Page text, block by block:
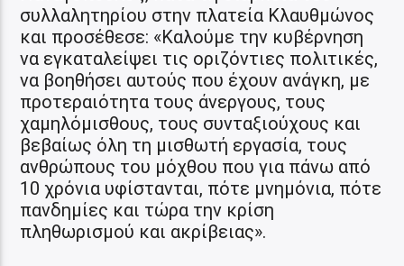
συλλαλητηρίου στην πλατεία Κλαυθμώνος
και προσέθεσε: «Καλούμε την κυβέρνηση
να εγκαταλείψει τις οριζόντιες πολιτικές,
να βοηθήσει αυτούς που έχουν ανάγκη, με
προτεραιότητα τους άνεργους, τους
χαμηλόμισθους, τους συνταξιούχους και
βεβαίως όλη τη μισθωτή εργασία, τους
ανθρώπους του μόχθου που για πάνω από
10 χρόνια υφίστανται, πότε μνημόνια, πότε
πανδημίες και τώρα την κρίση
πληθωρισμού και ακρίβειας».